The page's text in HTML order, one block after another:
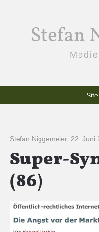
Stefan
Stefan Niggemeier, 22. Juni
Super-
(86)